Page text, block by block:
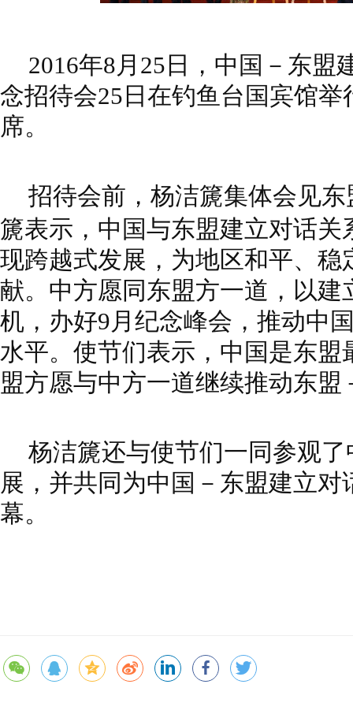
2016年8月25日，中国－东盟
念招待会25日在钓鱼台国宾馆
席。
招待会前，杨洁篪集体会见
篪表示，中国与东盟建立对话关
现跨越式发展，为地区和平、稳
献。中方愿同东盟方一道，以建
机，办好9月纪念峰会，推动中
水平。使节们表示，中国是东盟
盟方愿与中方一道继续推动东
杨洁篪还与使节们一同参观
展，并共同为中国－东盟建立对
幕。